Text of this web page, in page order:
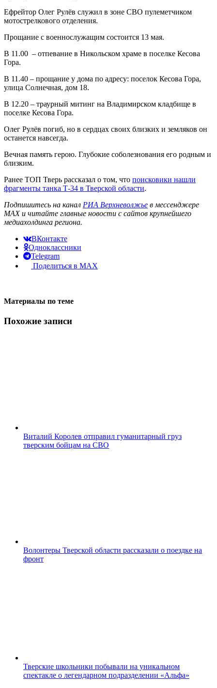
Ефрейтор Олег Рулёв служил в зоне СВО пулеметчиком
мотострелкового отделения.
Прощание с военнослужащим состоится 13 мая.
В 11.00 – отпевание в Никольском храме в поселке Кесова
Гора.
В 11.40 – прощание у дома по адресу: поселок Кесова Гора,
улица Солнечная, дом 18.
В 12.20 – траурный митинг на Владимирском кладбище в
поселке Кесова Гора.
Олег Рулёв погиб, но в сердцах своих близких и земляков он
останется навсегда.
Вечная память герою. Глубокие соболезнования его родным и
близким.
Ранее ТОП Тверь рассказал о том, что поисковики нашли
фрагменты танка Т-34 в Тверской области.
Подпишитесь на канал РИА Верхневолжье в мессенджере
MAX и читайте главные новости с сайтов крупнейшего
медиахолдинга региона.
ВКонтакте
Одноклассники
Telegram
Поделиться в MAX
Материалы по теме
Похожие записи
Виталий Королев отправил гуманитарный груз
тверским бойцам на СВО
Волонтеры Тверской области рассказали о поездке на
фронт
Тверские школьники побывали на уникальном
спектакле о легендарном подразделении «Альфа»